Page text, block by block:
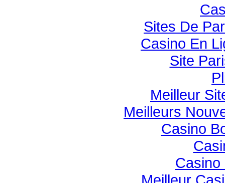
Sites De
Casino En
Site
Meilleur
Meilleurs
Casino
Casino
Meilleur